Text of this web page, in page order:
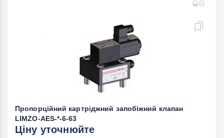
Пропорційний картріджний запобіжний клапан
LIMZO-AES-*-6-63
Ціну уточнюйте